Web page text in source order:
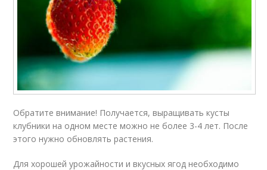
Обратите внимание! Получается, выращивать кусты
клубники на одном месте можно не более 3-4 лет. После
этого нужно обновлять растения.
Для хорошей урожайности и вкусных ягод необходимо